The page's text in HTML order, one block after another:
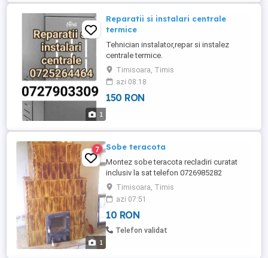
1
Reparatii si instalari centrale
termice
Tehnician instalator,repar si instalez
centrale termice.
Timisoara, Timis
azi 08:18
150 RON
1
7 Sobe teracota
Montez sobe teracota recladiri curatat
inclusiv la sat telefon 0726985282
Timisoara, Timis
azi 07:51
10 RON
Telefon validat